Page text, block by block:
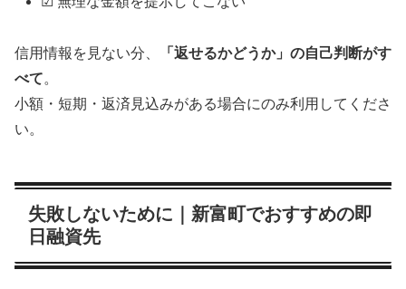
信用情報を見ない分、
「返せるかどうか」の自己判断がす
べて。
小額・短期・返済見込みがある場合にのみ利用してくださ
い。
失敗しないために｜新富町でおすすめの即
日融資先